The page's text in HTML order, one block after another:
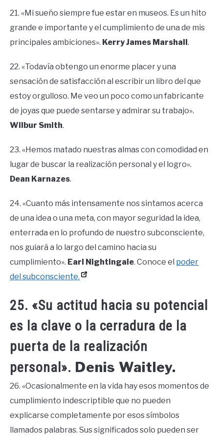
21. «Mi sueño siempre fue estar en museos. Es un hito
grande e importante y el cumplimiento de una de mis
principales ambiciones». Kerry James Marshall .
22. «Todavía obtengo un enorme placer y una
sensación de satisfacción al escribir un libro del que
estoy orgulloso. Me veo un poco como un fabricante
de joyas que puede sentarse y admirar su trabajo».
Wilbur Smith.
23. «Hemos matado nuestras almas con comodidad en
lugar de buscar la realización personal y el logro».
Dean Karnazes.
24. «Cuanto más intensamente nos sintamos acerca
de una idea o una meta, con mayor seguridad la idea,
enterrada en lo profundo de nuestro subconsciente,
nos guiará a lo largo del camino hacia su
cumplimiento». Earl Nightingale. Conoce el poder
del subconsciente.
25. «Su actitud hacia su potencial
es la clave o la cerradura de la
puerta de la realización
personal». Denis Waitley.
26. «Ocasionalmente en la vida hay esos momentos de
cumplimiento indescriptible que no pueden
explicarse completamente por esos símbolos
llamados palabras. Sus significados solo pueden ser